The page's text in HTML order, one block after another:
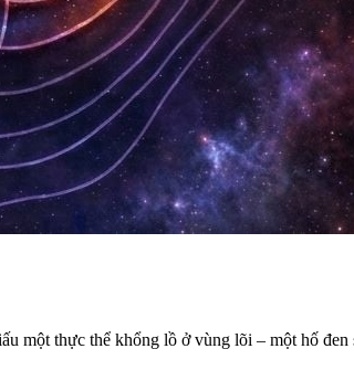
một thực thể khổng lồ ở vùng lõi – một hố